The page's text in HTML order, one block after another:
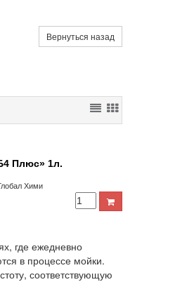
Вернуться назад
Плюс» 1л.
Хими
где ежедневно
в процессе мойки.
соответствующую